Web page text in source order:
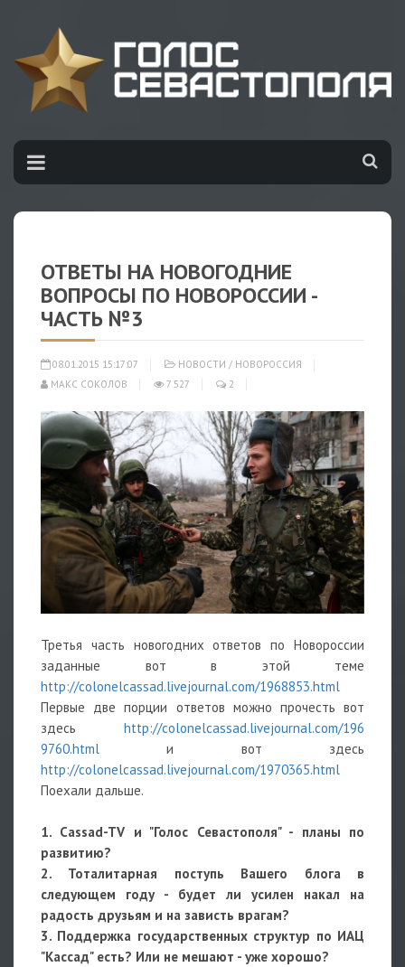
ОТВЕТЫ НА НОВОГОДНИЕ
ВОПРОСЫ ПО НОВОРОССИИ -
ЧАСТЬ №3
08.01.2015 15:17:07 НОВОСТИ / НОВОРОССИЯ
МАКС СОКОЛОВ
7 527 2
Третья часть новогодних ответов по Новороссии
заданные вот в этой теме
http://colonelcassad.livejournal.com/1968853.html
Первые две порции ответов можно прочесть вот
здесь http://colonelcassad.livejournal.com/196
9760.html и вот здесь
http://colonelcassad.livejournal.com/1970365.html
Поехали дальше.
1. Cassad-TV и "Голос Севастополя" - планы по
развитию?
2. Тоталитарная поступь Вашего блога в
следующем году - будет ли усилен накал на
радость друзьям и на зависть врагам?
3. Поддержка государственных структур по ИАЦ
"Кассад" есть? Или не мешают - уже хорошо?